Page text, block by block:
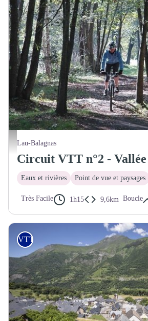
Sentier bucolique le long du gave
Lau-Balagnas
Eaux et rivières Point de vue et paysages
Très Facile 1h15 9,6km Boucle
VTT